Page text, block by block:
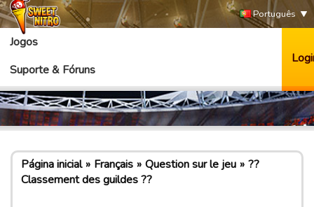
Português
Jogos
Suporte & Fóruns
Página inicial Français Question sur le jeu
??
Classement des guildes ??